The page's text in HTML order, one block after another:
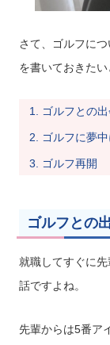
さて、ゴルフに
を書いておきたい
ゴルフとの
ゴルフに夢
ゴルフ再開
ゴルフとの
就職してすぐに
話ですよね。
先輩からは5番ア